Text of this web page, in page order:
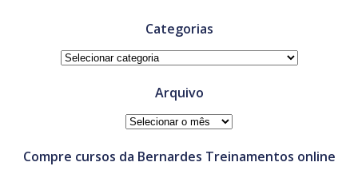
Categorias
Categorias
Arquivo
Arquivo
Compre cursos da Bernardes Treinamentos online